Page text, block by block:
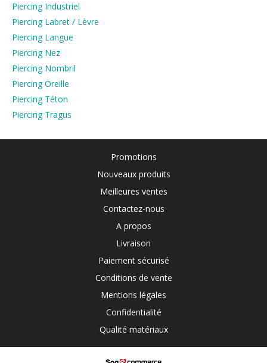
Piercing Industriel
Piercing Labret / Lèvre
Piercing Langue
Piercing Nez
Piercing Nombril
Piercing Oreille
Piercing Téton
Piercing Tragus
Promotions
Nouveaux produits
Meilleures ventes
Contactez-nous
A propos
Livraison
Paiement sécurisé
Conditions de vente
Mentions légales
Confidentialité
Qualité matériaux